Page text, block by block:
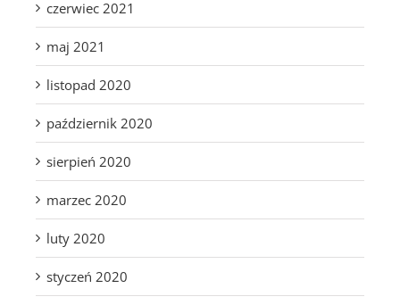
czerwiec 2021
maj 2021
listopad 2020
październik 2020
sierpień 2020
marzec 2020
luty 2020
styczeń 2020